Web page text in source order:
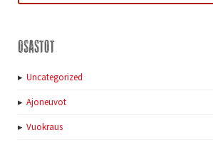
Osastot
Uncategorized
Ajoneuvot
Vuokraus